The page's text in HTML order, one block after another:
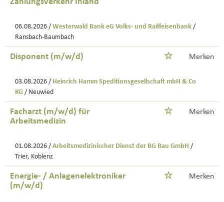
06.08.2026 / Westerwald Bank eG Volks- und Raiffeisenbank /
Ransbach-Baumbach
Disponent (m/w/d) Merken
03.08.2026 / Heinrich Hamm Speditionsgesellschaft mbH & Co
KG / Neuwied
Facharzt (m/w/d) für
Arbeitsmedizin
Merken
01.08.2026 / Arbeitsmedizinischer Dienst der BG Bau GmbH /
Trier, Koblenz
Energie- / Anlagenelektroniker
(m/w/d)
Merken